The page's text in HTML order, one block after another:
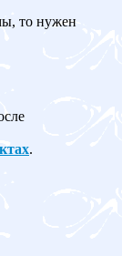
то нужен
.